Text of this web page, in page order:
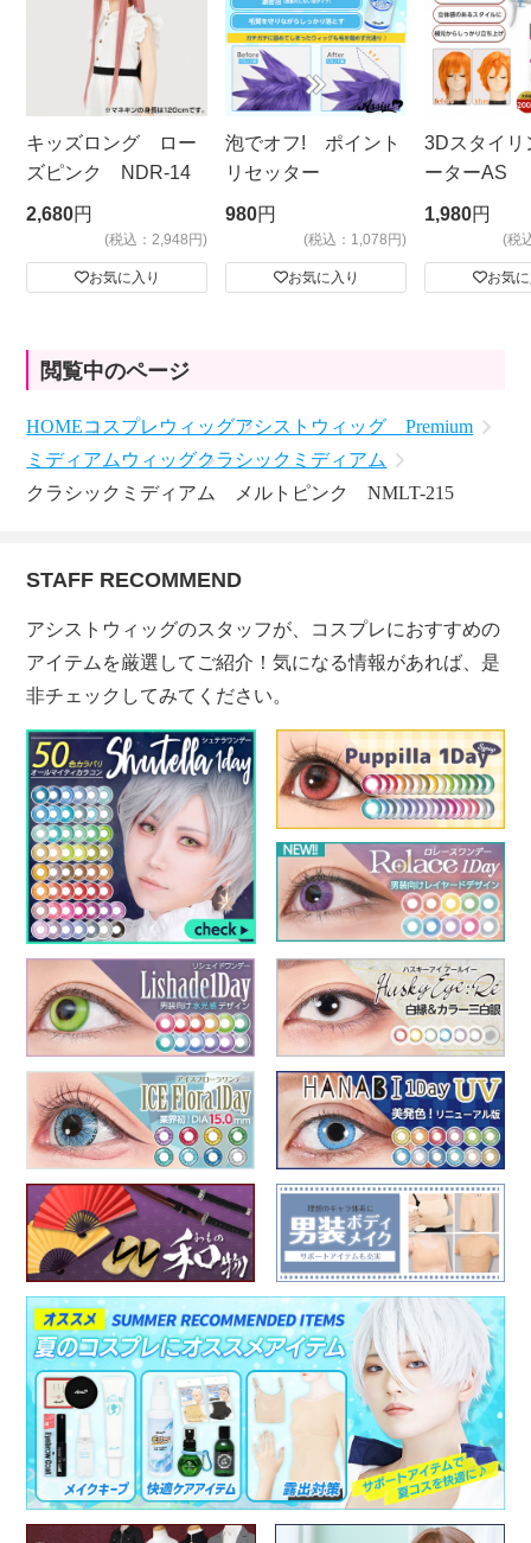
キッズロング ロー
ズピンク NDR-14
2,680円
(税込：2,948円)
お気に入り
泡でオフ! ポイント
リセッター
980円
(税込：1,078円)
お気に入り
3Dスタイリ
ーターAS
ビッグサイ
1,980円
(税
お気
閲覧中のページ
HOMEコスプレウィッグアシストウィッグ Premium
ミディアムウィッグクラシックミディアム
クラシックミディアム メルトピンク NMLT-215
STAFF RECOMMEND
アシストウィッグのスタッフが、コスプレにおすすめの
アイテムを厳選してご紹介！気になる情報があれば、是
非チェックしてみてください。